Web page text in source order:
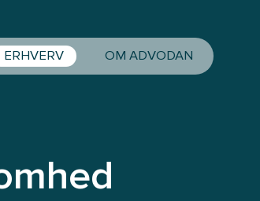
ERHVERV OM ADVODAN